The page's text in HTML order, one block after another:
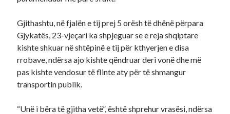
Gjithashtu, në fjalën e tij prej 5 orësh të dhënë përpara
Gjykatës, 23-vjeçari ka shpjeguar se e reja shqiptare
kishte shkuar në shtëpinë e tij për kthyerjen e disa
rrobave, ndërsa ajo kishte qëndruar deri vonë dhe më
pas kishte vendosur të flinte aty për të shmangur
transportin publik.
“Unë i bëra të gjitha vetë”, është shprehur vrasësi, ndërsa